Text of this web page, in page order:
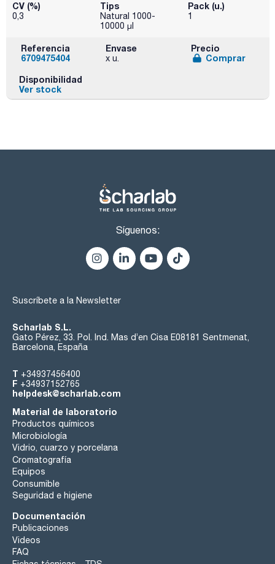
CV (%)
0,3
Tips
Natural 1000-
10000 µl
Pack (u.)
1
Referencia
6709475404
Envase
x u.
Precio
Comprar
Disponibilidad
Ver stock
Síguenos:
Suscríbete a la Newsletter
Scharlab S.L.
Gato Pérez, 33. Pol. Ind. Mas d’en Cisa E08181 Sentmenat,
Barcelona, España
T +34937456400
F +34937152765
helpdesk@scharlab.com
Material de laboratorio
Productos químicos
Microbiología
Vidrio, cuarzo y porcelana
Cromatografía
Equipos
Consumible
Seguridad e higiene
Documentación
Publicaciones
Videos
FAQ